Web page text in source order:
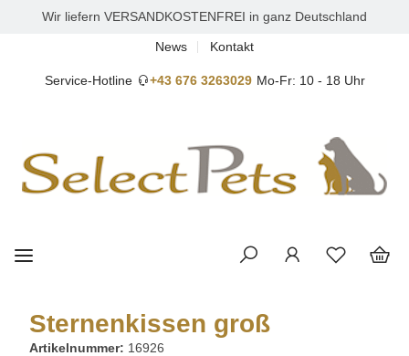
Wir liefern VERSANDKOSTENFREI in ganz Deutschland
News Kontakt
Service-Hotline +43 676 3263029 Mo-Fr: 10 - 18 Uhr
Sternenkissen groß
Artikelnummer: 16926